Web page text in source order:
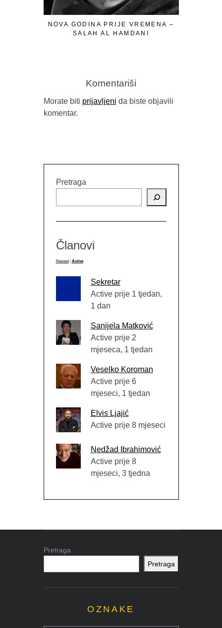
NOVA GODINA PRIJE VREMENA –
SALAH AL HAMDANI
Komentariši
Morate biti prijavljeni da biste objavili
komentar.
Pretraga
Članovi
Newest Active
Sekretar
Active prije 1 tjedan,
1 dan
Sanijela Matković
Active prije 2
mjeseca, 1 tjedan
Veselko Koroman
Active prije 6
mjeseci, 1 tjedan
Elvis Ljajić
Active prije 8 mjeseci
Nedžad Ibrahimović
Active prije 8
mjeseci, 3 tjedna
Pretraga
Pretraga
OZNAKE